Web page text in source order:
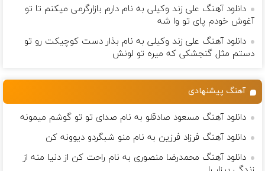
دانلود آهنگ علی زند وکیلی به نام دارم بازارگرمی میكنم تا تو
آغوش خودم پای تو وا شه
دانلود آهنگ علی زند وکیلی به نام بذار دست كوچیكت رو تو
دستم مثل گنجشكی كه میره تو لونش
آهنگ پیشنهادی
دانلود آهنگ مسعود صادقلو به نام صدای تو تو گوشم میمونه
دانلود آهنگ فرزاد فرزین به نام منو شبگردو دیوونه کن
دانلود آهنگ محمدرضا منصوری به نام راحت کن از دنیا منه از